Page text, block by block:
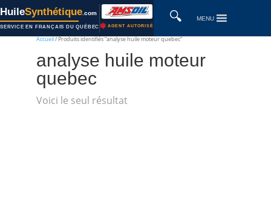
HuileSynthétique .com
SERVICE EN FRANÇAIS DU QUÉBEC AGENT AUTORISÉ
🔍 MENU
Accueil/ Produits identifiés “analyse huile moteur quebec”
analyse huile moteur
quebec
Voici le seul résultat